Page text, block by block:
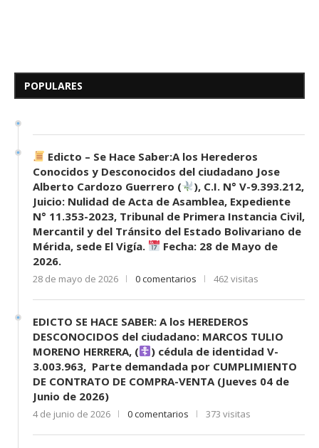
POPULARESDesconocidos del...
Edicto – Se Hace Saber:A los Herederos
Conocidos y Desconocidos del ciudadano Jose
Alberto Cardozo Guerrero (
), C.I. N° V-9.393.212,
Juicio: Nulidad de Acta de Asamblea, Expediente
N° 11.353-2023, Tribunal de Primera Instancia Civil,
Mercantil y del Tránsito del Estado Bolivariano de
Mérida, sede El Vigía.
Fecha: 28 de Mayo de
2026.
28 de mayo de 2026 0 comentarios 462 visitas
EDICTO SE HACE SABER: A los HEREDEROS
DESCONOCIDOS del ciudadano: MARCOS TULIO
MORENO HERRERA, (
) cédula de identidad V-
3.003.963, Parte demandada por CUMPLIMIENTO
DE CONTRATO DE COMPRA-VENTA (Jueves 04 de
Junio de 2026)
4 de junio de 2026 0 comentarios 373 visitas